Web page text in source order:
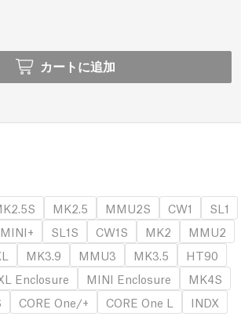
カートに追加
MK2.5 MMU2S CW1
SL1
MINI+ SL1S CW1S MK2
MMU2
MK3.9 MMU3 MK3.5
HT90
Enclosure MINI Enclosure
MK4S
CORE One/+ CORE One L INDX